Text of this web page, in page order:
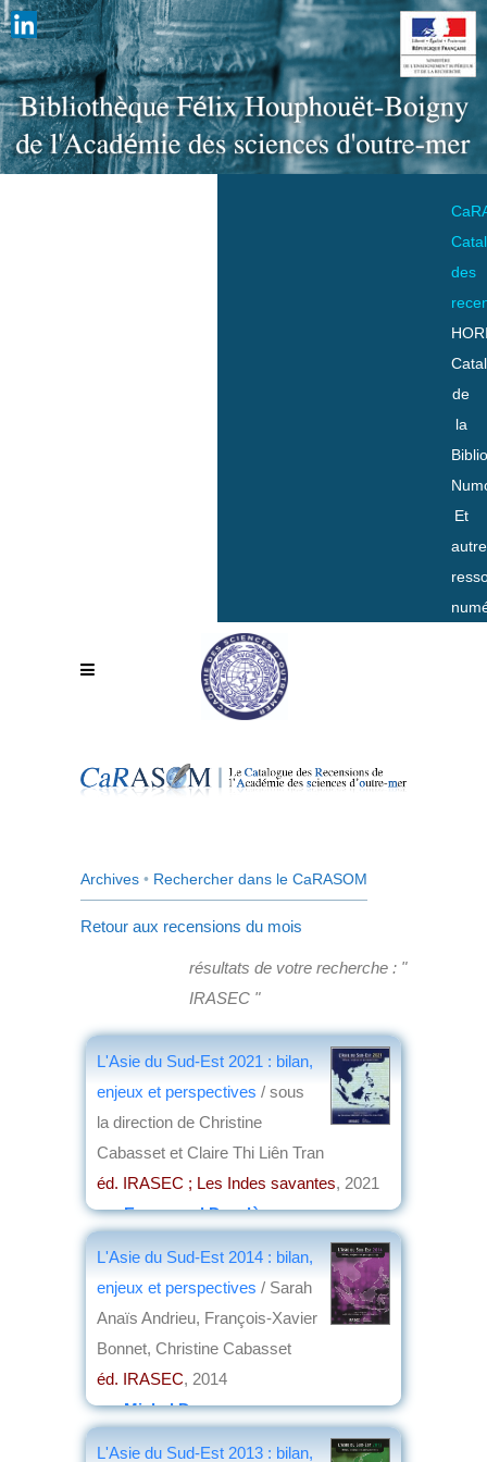
des
de
la
Et
Archives • Rechercher dans le CaRASOM
Retour aux recensions du mois
résultats de votre recherche : "
IRASEC "
L'Asie du Sud-Est 2021 : bilan,
enjeux et perspectives / sous
la direction de Christine
Cabasset et Claire Thi Liên Tran
éd. IRASEC ; Les Indes savantes, 2021
parEmmanuel Desclèves
L'Asie du Sud-Est 2014 : bilan,
enjeux et perspectives / Sarah
Anaïs Andrieu, François-Xavier
Bonnet, Christine Cabasset
éd. IRASEC, 2014
parMichel Deverge
L'Asie du Sud-Est 2013 : bilan,